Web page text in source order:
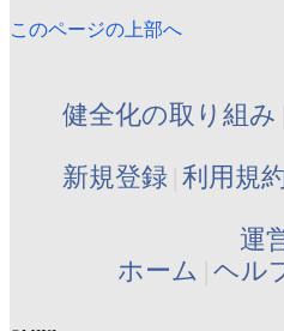
このページの上部へ
健全化の取り組み
新規登録 利用規
運
ホーム ヘル